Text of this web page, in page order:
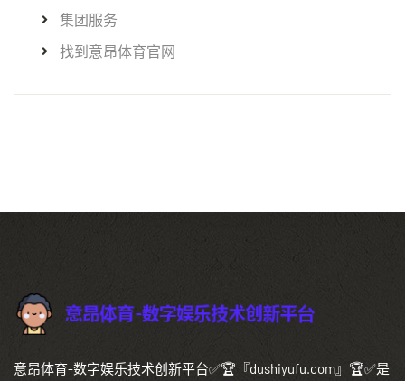
集团服务
找到意昂体育官网
意昂体育-数字娱乐技术创新平台✅🏆『dushiyufu.com』🏆✅是